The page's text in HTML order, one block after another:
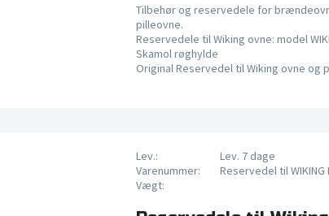
Tilbehør og reservedele for
pilleovne.
Reservedele til Wiking ovne: model
Skamol røghylde
Original Reservedel til Wiking ovne og
Lev.:
Lev. 7 dage
Varenummer:
Reservedel til
Vægt: